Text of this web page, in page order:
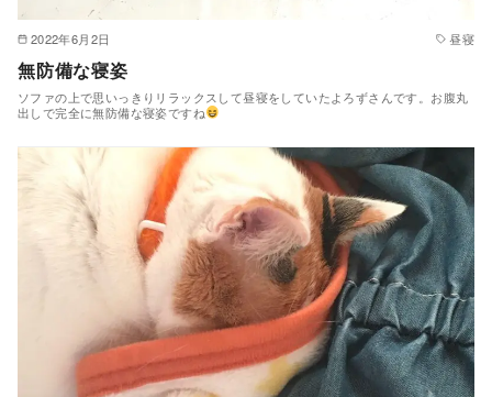
2022年6月2日 昼寝
無防備な寝姿
ソファの上で思いっきりリラックスして昼寝をしていたよろずさんです。お腹丸
出しで完全に無防備な寝姿ですね